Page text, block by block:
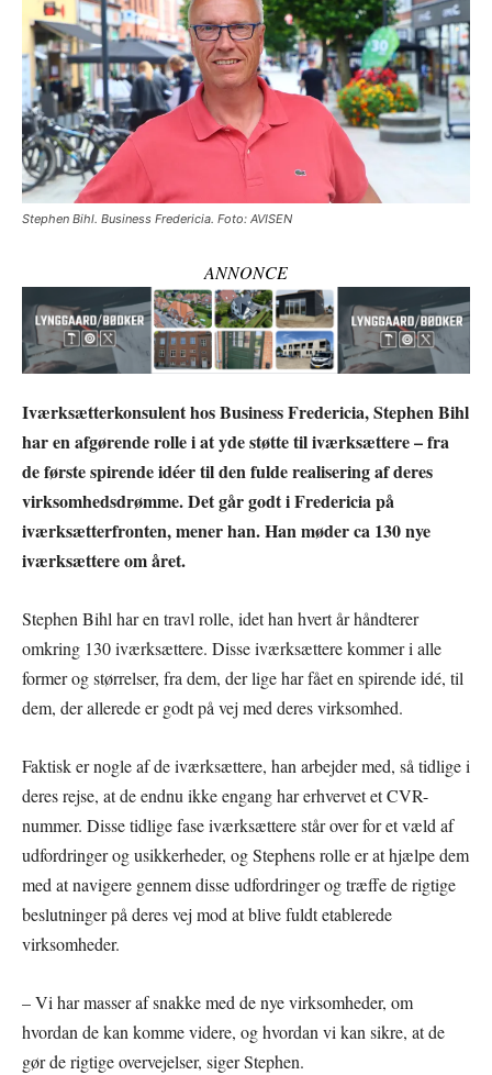
Stephen Bihl. Business Fredericia. Foto: AVISEN
ANNONCE
Iværksætterkonsulent hos Business Fredericia, Stephen Bihl
har en afgørende rolle i at yde støtte til iværksættere – fra
de første spirende idéer til den fulde realisering af deres
virksomhedsdrømme.Det går godt i Fredericia på
iværksætterfronten, mener han. Han møder ca 130 nye
iværksættere om året.
Stephen Bihl har en travl rolle, idet han hvert år håndterer
omkring 130 iværksættere. Disse iværksættere kommer i alle
former og størrelser, fra dem, der lige har fået en spirende idé, til
dem, der allerede er godt på vej med deres virksomhed.
Faktisk er nogle af de iværksættere, han arbejder med, så tidlige i
deres rejse, at de endnu ikke engang har erhvervet et CVR-
nummer. Disse tidlige fase iværksættere står over for et væld af
udfordringer og usikkerheder, og Stephens rolle er at hjælpe dem
med at navigere gennem disse udfordringer og træffe de rigtige
beslutninger på deres vej mod at blive fuldt etablerede
virksomheder.
– Vi har masser af snakke med de nye virksomheder, om
hvordan de kan komme videre, og hvordan vi kan sikre, at de
gør de rigtige overvejelser, siger Stephen.